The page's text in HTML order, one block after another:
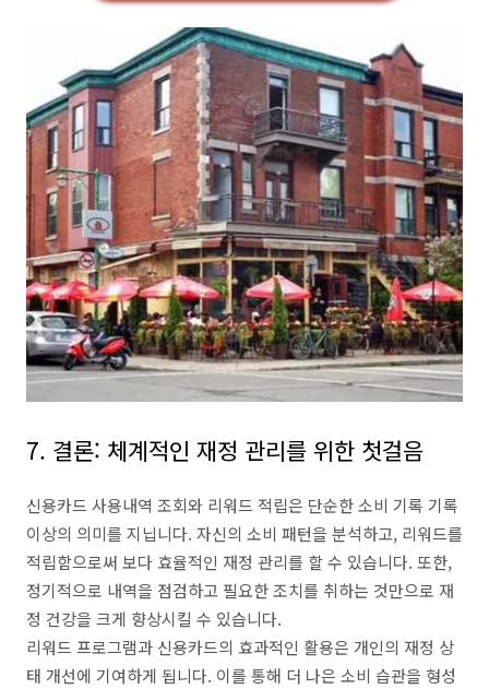
7. 결론: 체계적인 재정 관리를 위한 첫걸음
신용카드 사용내역 조회와 리워드 적립은 단순한 소비 기록 기록
이상의 의미를 지닙니다. 자신의 소비 패턴을 분석하고, 리워드를
적립함으로써 보다 효율적인 재정 관리를 할 수 있습니다. 또한,
정기적으로 내역을 점검하고 필요한 조치를 취하는 것만으로 재
정 건강을 크게 향상시킬 수 있습니다.
리워드 프로그램과 신용카드의 효과적인 활용은 개인의 재정 상
태 개선에 기여하게 됩니다. 이를 통해 더 나은 소비 습관을 형성